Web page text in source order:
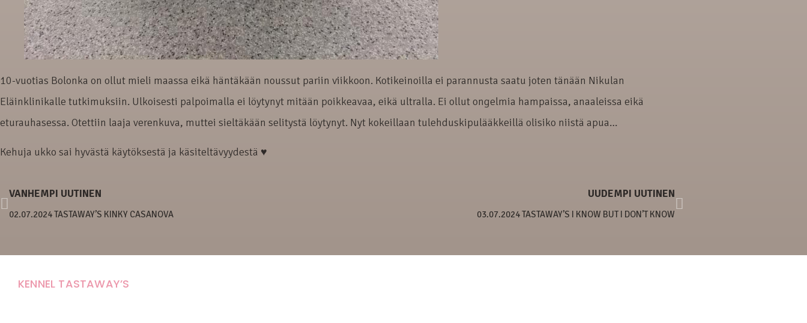
10-vuotias Bolonka on ollut mieli maassa eikä häntäkään noussut pariin viikkoon. Kotikeinoilla ei parannusta saatu joten tänään Nikulan
Eläinklinikalle tutkimuksiin. Ulkoisesti palpoimalla ei löytynyt mitään poikkeavaa, eikä ultralla. Ei ollut ongelmia hampaissa, anaaleissa eikä
eturauhasessa. Otettiin laaja verenkuva, muttei sieltäkään selitystä löytynyt. Nyt kokeillaan tulehduskipulääkkeillä olisiko niistä apua…
Kehuja ukko sai hyvästä käytöksestä ja käsiteltävyydestä ♥
VANHEMPI UUTINEN
02.07.2024 TASTAWAY’S KINKY CASANOVA
UUDEMPI UUTINEN
03.07.2024 TASTAWAY’S I KNOW BUT I DON’T KNOW
KENNEL TASTAWAY’S